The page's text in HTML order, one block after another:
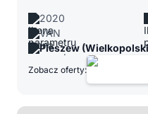
2020
VAN
Pleszew
Zobacz oferty: